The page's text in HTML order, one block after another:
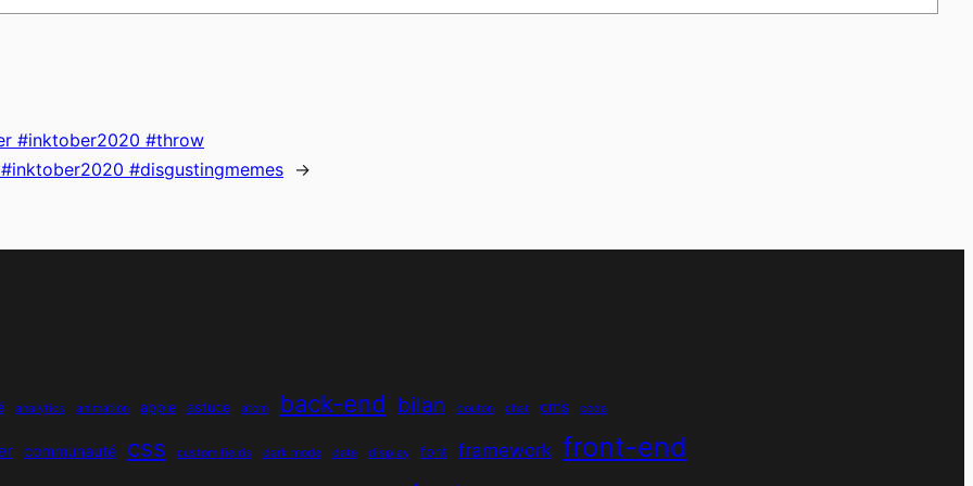
#inktober2020 #throw
#disgustingmemes →
analytics animation apple astuce atom back-end bilan bouton chat cms coda
communauté css custom fields dark mode date display font framework front-end